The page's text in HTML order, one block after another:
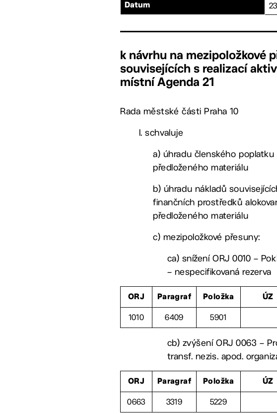
Datum
k návrhu na mezipoložkové
souvisejících s realizací
místní Agenda 21
Rada městské části Praha 10
I. schvaluje
a) úhradu členského
předloženého materiálu
b) úhradu nákladů
finančních prostředků
předloženého materiálu
c) mezipoložkové přesuny:
ca) snížení ORJ 0010 –
– nespecifikovaná rezerva
ORJ Paragraf Položka ÚZ
1010 6409 5901
cb) zvýšení ORJ 0063 –
transf. nezis. apod.
ORJ Paragraf Položka ÚZ
0663 3319 5229